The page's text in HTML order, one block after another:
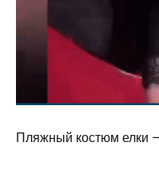
Пляжный костюм елки —